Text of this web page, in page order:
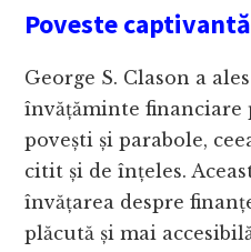
Poveste
George S. Clason a
învățăminte financiare
povești și parabole,
citit și de înțeles.
învățarea despre
plăcută și mai